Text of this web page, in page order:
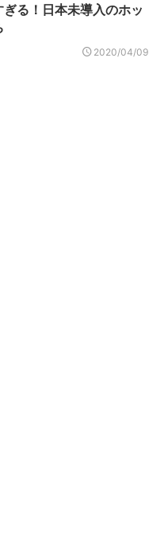
る！日本未導入のホッ
2020/04/09